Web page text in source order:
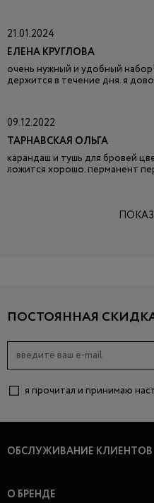
21.01.2024
ЕЛЕНА КРУГЛОВА
очень нужный и удобный
держится в течение дня. я
09.12.2022
ТАРНАВСКАЯ ОЛЬГА
карандаш и тушь для бровей
ложится хорошо. перманент
ПОСТОЯННАЯ СКИДКА
я прочитал и принимаю
ОБСЛУЖИВАНИЕ КЛИЕНТОВ
О БРЕНДЕ